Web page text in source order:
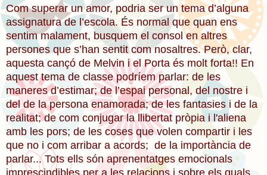
Com superar un amor, podria ser un tema d’alguna
assignatura de l’escola. És normal que quan ens
sentim malament, busquem el consol en altres
persones que s’han sentit com nosaltres. Però, clar,
aquesta cançó de Melvin i el Porta és molt forta!! En
aquest tema de classe podríem parlar: de les
maneres d’estimar; de l’espai personal, del nostre i
del de la persona enamorada; de les fantasies i de la
realitat; de com conjugar la llibertat pròpia i l'aliena
amb les pors; de les coses que volen compartir i les
que no i com arribar a acords; de la importància de
parlar... Tots ells són aprenentatges emocionals
imprescindibles per a les relacions i sobre els quals